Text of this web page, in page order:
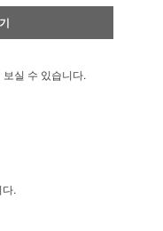
실 수 있습니다.
.